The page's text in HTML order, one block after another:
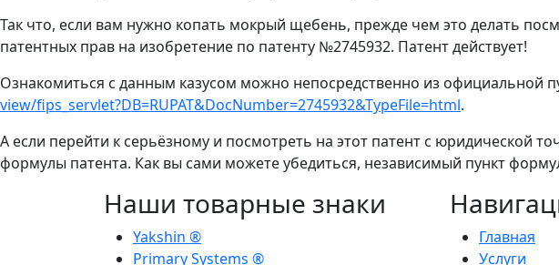
Так что, если вам нужно копать мокрый щебень, прежде чем это делать
патентных прав на изобретение по патенту №2745932. Патент действует!
Ознакомиться с данным казусом можно непосредственно из официальной
view/fips_servlet?DB=RUPAT&DocNumber=2745932&TypeFile=html.
А если перейти к серьёзному и посмотреть на этот патент с юридической
формулы патента. Как вы сами можете убедиться, независимый пункт
Наши товарные знаки
Yakshin ®
Primary Systems ®
Главная
Услуги